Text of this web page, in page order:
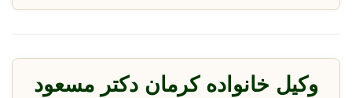
وکیل خانواده کرمان دکتر مسعود